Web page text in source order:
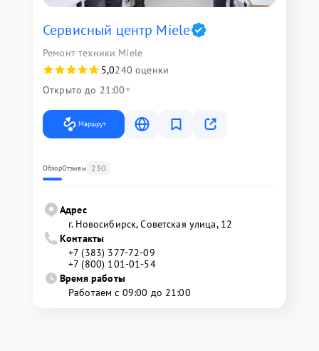
Сервисный центр Miele
Ремонт техники Miele
5,0240 оценки
Открыто до 21:00
Маршрут
ОбзорОтзывы 230
Адрес
г. Новосибирск, Советская улица, 12
Контакты
+7 (383) 377-72-09
+7 (800) 101-01-54
Время работы
Работаем с 09:00 до 21:00